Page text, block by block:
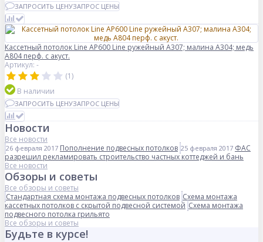
ЗАПРОСИТЬ ЦЕНУЗАПРОС ЦЕНЫ
Кассетный потолок Line AP600 Line ружейный А307; малина А304; медь
А804 перф. с акуст.
Артикул: -
(1)
В наличии
ЗАПРОСИТЬ ЦЕНУЗАПРОС ЦЕНЫ
Новости
Все новости
26 февраля 2017 Пополнение подвесных потолков 25 февраля 2017 ФАС
разрешил рекламировать строительство частных коттеджей и бань
Все новости
Обзоры и советы
Все обзоры и советы
Стандартная схема монтажа подвесных потолков Схема монтажа
кассетных потолков с скрытой подвесной системой Схема монтажа
подвесного потолка грильято
Все обзоры и советы
Будьте в курсе!